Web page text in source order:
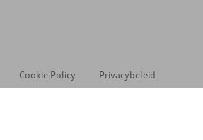
Cookie Policy
Privacybeleid